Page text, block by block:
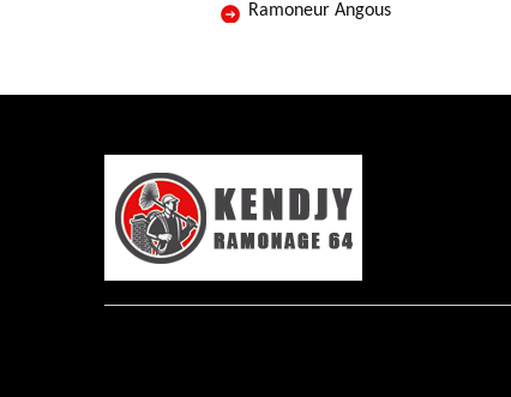
Ramoneur Angous